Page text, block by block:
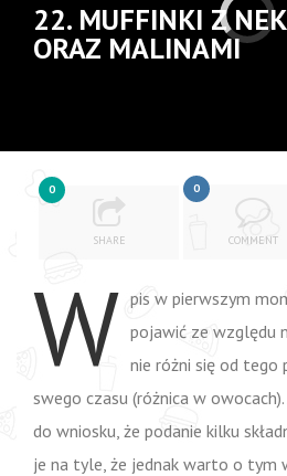
22. MUFFINKI Z
ORAZ MALINAMI
0
SHARE
0
COMMENT
W pis w pierwszym
pojawić ze względu
nie różni się od tego
swego czasu (różnica w
do wniosku, że podanie kilku
je na tyle, że jednak warto o tym